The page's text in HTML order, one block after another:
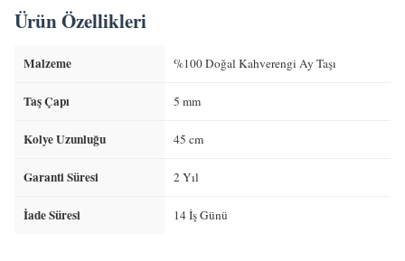
Ürün Özellikleri
Malzeme %100 Doğal Kahverengi Ay Taşı
Taş Çapı 5 mm
Kolye Uzunluğu 45 cm
Garanti Süresi 2 Yıl
İade Süresi 14 İş Günü